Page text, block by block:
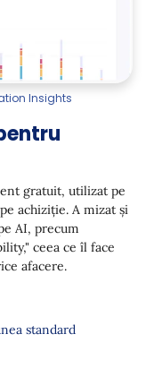
Insights
gratuit, utilizat pe
achiziție. A mizat și
AI, precum
ceea ce îl face
afacere.
standard